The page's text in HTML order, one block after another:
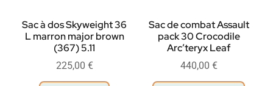
Sac à dos Skyweight 36
L marron major brown
(367) 5.11
225,00 €
Sac de combat Assault
pack 30 Crocodile
Arc’teryx Leaf
440,00 €